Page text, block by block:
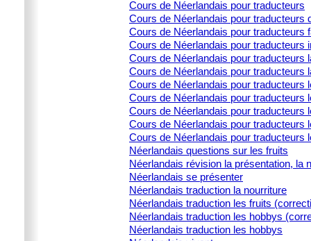
Cours de Néerlandais pour traducteurs
Cours de Néerlandais pour traducteurs
Cours de Néerlandais pour traducteurs
Cours de Néerlandais pour traducteurs
Cours de Néerlandais pour traducteurs
Cours de Néerlandais pour traducteurs
Cours de Néerlandais pour traducteurs
Cours de Néerlandais pour traducteurs
Cours de Néerlandais pour traducteurs
Cours de Néerlandais pour traducteurs
Cours de Néerlandais pour traducteurs
Néerlandais questions sur les fruits
Néerlandais révision la présentation, la
Néerlandais se présenter
Néerlandais traduction la nourriture
Néerlandais traduction les fruits
Néerlandais traduction les hobbys
Néerlandais traduction les hobbys